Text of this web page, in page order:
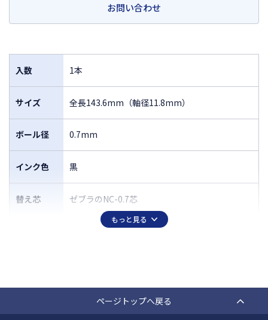
お問い合わせ
入数 1本
サイズ 全長143.6mm（軸径11.8mm）
ボール径 0.7mm
インク色 黒
替え芯 ゼブラのNC-0.7芯
もっと見る
ページトップへ戻る